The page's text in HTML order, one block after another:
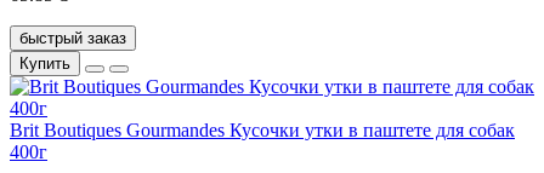
быстрый заказ
Купить
Brit Boutiques Gourmandes Кусочки утки в паштете для собак
400г